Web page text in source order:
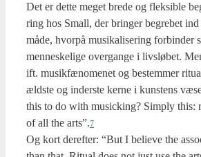
Det er det­te meget bre­de og flek­sib­le
ring hos Small, der brin­ger begre­bet
måde, hvor­på musi­ka­li­se­ring for­bin­der
men­ne­ske­li­ge over­gan­ge i livslø­bet.
ift. musik­fæ­no­me­net og bestem­mer
æld­ste og inder­ste ker­ne i kun­stens
this to do with musi­ck­ing? Sim­ply this:
of all the arts”.7
Og kort der­ef­ter: “But I belie­ve the